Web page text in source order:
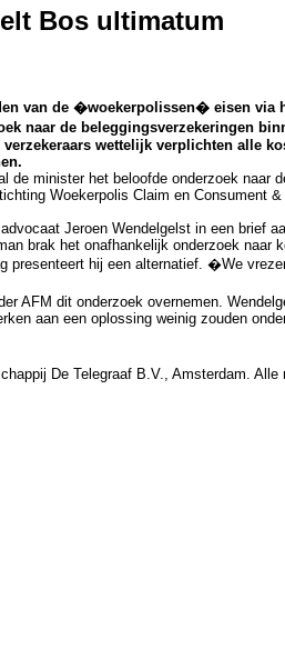
Bos ultimatum
van de �woekerpolissen� eisen via
naar de beleggingsverzekeringen
wettelijk verplichten alle
minister het beloofde onderzoek naar
Woekerpolis Claim en Consument
Jeroen Wendelgelst in een brief
brak het onafhankelijk onderzoek naar
presenteert hij een alternatief. �We
AFM dit onderzoek overnemen.
aan een oplossing weinig zouden
De Telegraaf B.V., Amsterdam. Alle